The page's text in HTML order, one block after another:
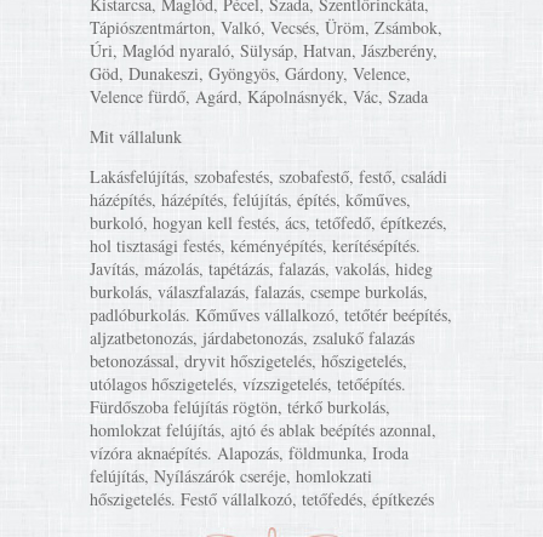
Tápiószentmárton, Valkó, Vecsés, Üröm, Zsámbok,
Úri, Maglód nyaraló, Sülysáp, Hatvan, Jászberény,
Göd, Dunakeszi, Gyöngyös, Gárdony, Velence,
Velence fürdő, Agárd, Kápolnásnyék, Vác, Szada
Mit vállalunk
Lakásfelújítás, szobafestés, szobafestő, festő, családi
házépítés, házépítés, felújítás, építés, kőműves,
burkoló, hogyan kell festés, ács, tetőfedő, építkezés,
hol tisztasági festés, kéményépítés, kerítésépítés.
Javítás, mázolás, tapétázás, falazás, vakolás, hideg
burkolás, válaszfalazás, falazás, csempe burkolás,
padlóburkolás. Kőműves vállalkozó, tetőtér beépítés,
aljzatbetonozás, járdabetonozás, zsalukő falazás
betonozással, dryvit hőszigetelés, hőszigetelés,
utólagos hőszigetelés, vízszigetelés, tetőépítés.
Fürdőszoba felújítás rögtön, térkő burkolás,
homlokzat felújítás, ajtó és ablak beépítés azonnal,
vízóra aknaépítés. Alapozás, földmunka, Iroda
felújítás, Nyílászárók cseréje, homlokzati
hőszigetelés. Festő vállalkozó, tetőfedés, építkezés